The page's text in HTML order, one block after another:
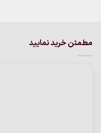
مطمئن خرید نمایید